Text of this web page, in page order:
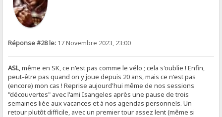
Réponse #28 le: 17 Novembre 2023, 23:00
ASL, même en SK, ce n'est pas comme le vélo ; cela s'oublie ! Enfin,
peut-être pas quand on y joue depuis 20 ans, mais ce n'est pas
(encore) mon cas ! Reprise aujourd'hui même de nos sessions
"découvertes" avec l'ami Isangeles après une pause de trois
semaines liée aux vacances et à nos agendas personnels. Un
retour plutôt difficile, avec un premier tour assez lent (même si